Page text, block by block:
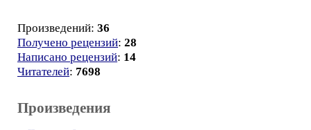
Произведений: 36
Получено рецензий: 28
Написано рецензий: 14
Читателей: 7698
Произведения